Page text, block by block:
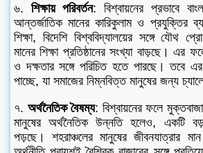
৬. শিক্ষায় পরিবর্তন: বিশ্বায়নের প্রভাবে
আন্তর্জাতিক মানের কারিকুলাম ও প্রযুক্তির
শিক্ষা, বিদেশি বিশ্ববিদ্যালয়ের সঙ্গে যৌথ
মানের শিক্ষা প্রতিষ্ঠানের সংখ্যা বাড়ছে। এর ফলে
ও দক্ষতার সঙ্গে পরিচিত হতে পারছে। তবে
পাচ্ছে, যা সমাজের নিম্নবিত্ত মানুষের জন্য
৭. অর্থনৈতিক বৈষম্য: বিশ্বায়নের ফলে
মানুষের অর্থনৈতিক উন্নতি হলেও, একটি
পড়ছে। শহরাঞ্চলের মানুষের জীবনযাত্রার